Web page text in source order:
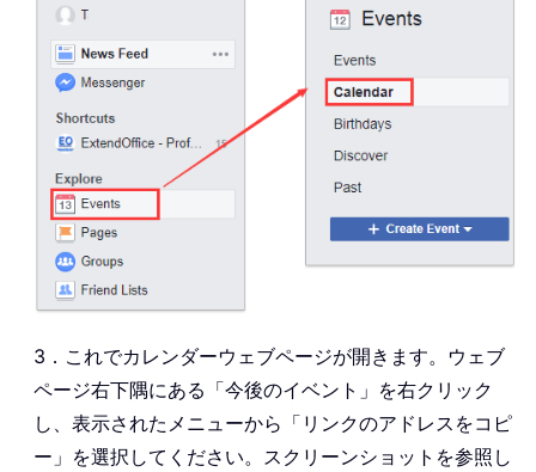
3．これでカレンダーウェブページが開きます。ウェブ
ページ右下隅にある「今後のイベント」を右クリック
し、表示されたメニューから「リンクのアドレスをコピ
ー」を選択してください。スクリーンショットを参照し